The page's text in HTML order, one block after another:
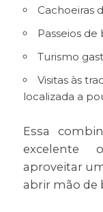
Cachoeiras
Passeios de
Turismo
Visitas às
localizada a
Essa
excelente
aproveitar
abrir mão de